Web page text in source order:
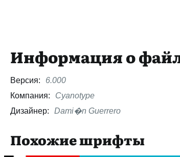
Информация о
Версия:
6.000
Компания:
Cyanotype
Дизайнер:
Dami�n Guerrero
Похожие шрифты